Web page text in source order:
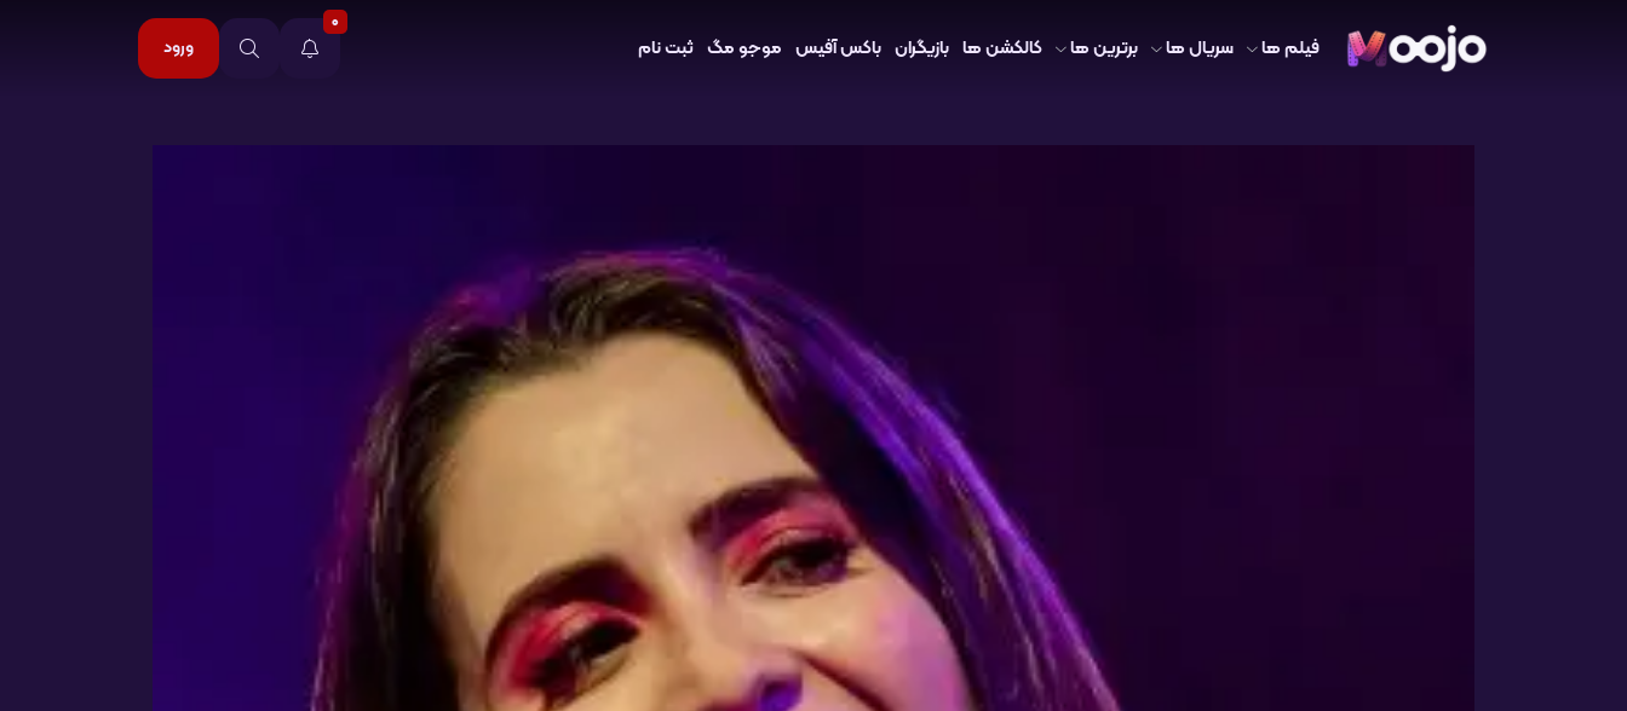
فیلم ها سریال ها برترین ها کالکشن ها بازیگران باکس آفیس موجو مگ ثبت نام
0
ورود